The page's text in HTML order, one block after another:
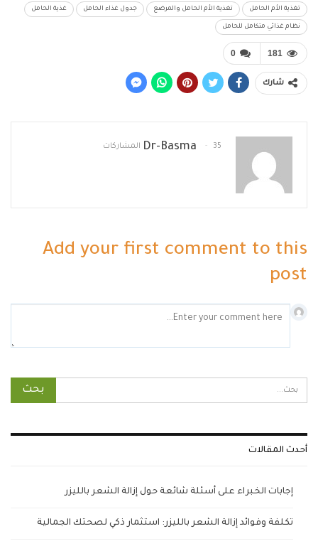
تغذية الأم الحامل تغذية الأم الحامل والمرضع جدول غذاء الحامل غذية الحامل
نظام غذائي متكامل للحامل
0 181
شارك
Dr-Basma 35 المشاركات
Add your first comment to this
post
أحدث المقالات
إجابات الخبراء على أسئلة شائعة حول إزالة الشعر بالليزر
تكلفة وفوائد إزالة الشعر بالليزر: استثمار ذكي لصحتك الجمالية